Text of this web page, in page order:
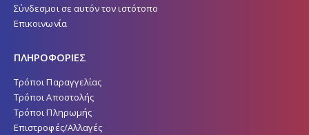
Σύνδεσμοι σε αυτόν τον ιστότοπο
Επικοινωνία
ΠΛΗΡΟΦΟΡΙΕΣ
Τρόποι Παραγγελίας
Τρόποι Αποστολής
Τρόποι Πληρωμής
Επιστροφές/Αλλαγές